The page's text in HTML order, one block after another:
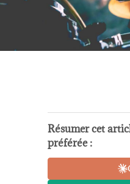
Résumer cet
préférée :